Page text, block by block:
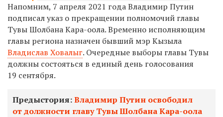
Напомним, 7 апреля 2021 года Владимир Путин
подписал указ о прекращении полномочий главы
Тувы Шолбана Кара-оола. Временно исполняющим
главы региона назначен бывший мэр Кызыла
Владислав Ховалыг. Очередные выборы главы Тувы
должны состояться в единый день голосования
19 сентября.
Предыстория:Владимир Путин освободил
от должности главу Тувы Шолбана Кара-оола